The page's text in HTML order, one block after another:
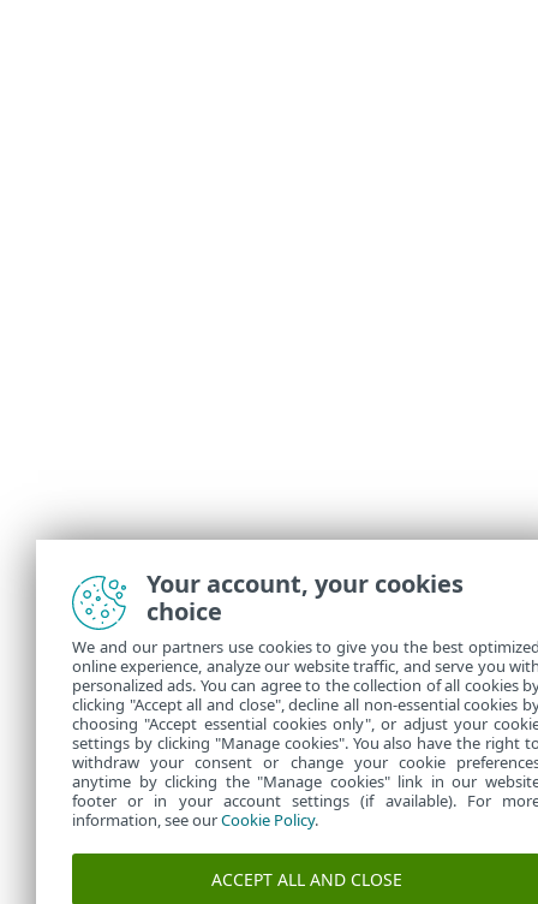
Your account, your cookies
choice
We and our partners use cookies to give you the best
online experience, analyze our website traffic, and serve you
personalized ads. You can agree to the collection of all cookies
clicking "Accept all and close", decline all non-essential cookies
choosing "Accept essential cookies only", or adjust your
settings by clicking "Manage cookies". You also have the right
withdraw your consent or change your cookie
anytime by clicking the "Manage cookies" link in our
footer or in your account settings (if available). For
information, see ourCookie Policy.
ACCEPT ALL AND CLOSE